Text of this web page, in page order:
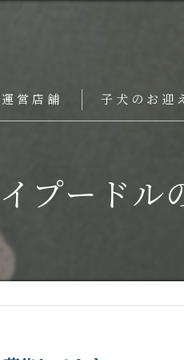
運営店舗 子犬のお迎
イプード